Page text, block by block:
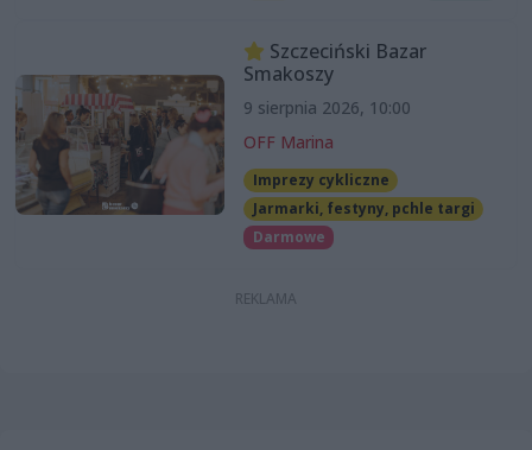
Szczeciński Bazar
Smakoszy
9 sierpnia 2026, 10:00
OFF Marina
Imprezy cykliczne
Jarmarki, festyny, pchle targi
Darmowe